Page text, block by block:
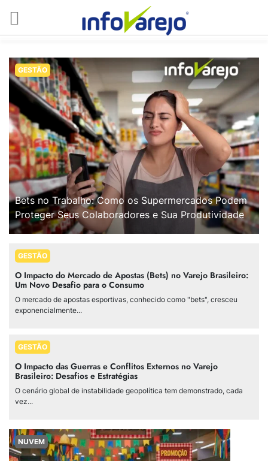
GESTÃO
Bets no Trabalho: Como os Supermercados Podem
Proteger Seus Colaboradores e Sua Produtividade
GESTÃO
O Impacto do Mercado de Apostas (Bets) no Varejo Brasileiro:
Um Novo Desafio para o Consumo
O mercado de apostas esportivas, conhecido como "bets", cresceu
exponencialmente...
GESTÃO
O Impacto das Guerras e Conflitos Externos no Varejo
Brasileiro: Desafios e Estratégias
O cenário global de instabilidade geopolítica tem demonstrado, cada
vez...
NUVEM